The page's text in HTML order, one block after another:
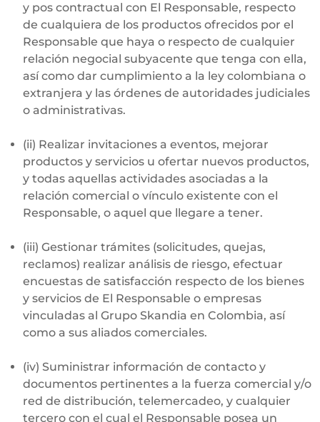
y pos contractual con El Responsable, respecto
de cualquiera de los productos ofrecidos por el
Responsable que haya o respecto de cualquier
relación negocial subyacente que teng​a con ella,
así como dar cumplimiento a la ley colombiana o
extranjera y las órdenes de autoridades judiciales
o administrativas.
(ii) Realizar invitaciones a eventos, mejorar
productos y servicios u ofertar nuevos productos,
y todas aquellas actividades asociadas a la
relación comercial o vínculo existente con el
Responsable, o aquel que llegare a tener.
(iii) Gestionar trámites (solicitudes, quejas,
reclamos) realizar análisis de riesgo, efectuar
encuestas de satisfacción respecto de los bienes
y servicios de El Responsable o empresas
vinculadas al Grupo Skandia en Colombia, así
como a sus aliados comerciales.
(iv) Suministrar información de contacto y
documentos pertinentes a la fuerza comercial y/o
red de distribución, telemercadeo, y cualquier
tercero con el cual el Responsable posea un